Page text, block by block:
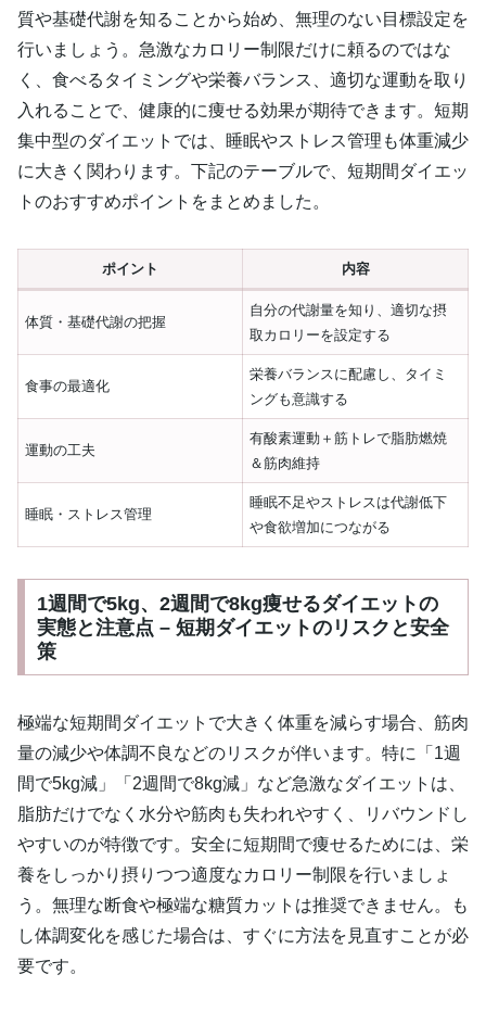
質や基礎代謝を知ることから始め、無理のない目標設定を
行いましょう。急激なカロリー制限だけに頼るのではな
く、食べるタイミングや栄養バランス、適切な運動を取り
入れることで、健康的に痩せる効果が期待できます。短期
集中型のダイエットでは、睡眠やストレス管理も体重減少
に大きく関わります。下記のテーブルで、短期間ダイエッ
トのおすすめポイントをまとめました。
ポイント 内容
体質・基礎代謝の把握
自分の代謝量を知り、適切な摂
取カロリーを設定する
食事の最適化
栄養バランスに配慮し、タイミ
ングも意識する
運動の工夫
有酸素運動＋筋トレで脂肪燃焼
＆筋肉維持
睡眠・ストレス管理
睡眠不足やストレスは代謝低下
や食欲増加につながる
1週間で5kg、2週間で8kg痩せるダイエットの
実態と注意点 – 短期ダイエットのリスクと安全
策
極端な短期間ダイエットで大きく体重を減らす場合、筋肉
量の減少や体調不良などのリスクが伴います。特に「1週
間で5kg減」「2週間で8kg減」など急激なダイエットは、
脂肪だけでなく水分や筋肉も失われやすく、リバウンドし
やすいのが特徴です。安全に短期間で痩せるためには、栄
養をしっかり摂りつつ適度なカロリー制限を行いましょ
う。無理な断食や極端な糖質カットは推奨できません。も
し体調変化を感じた場合は、すぐに方法を見直すことが必
要です。